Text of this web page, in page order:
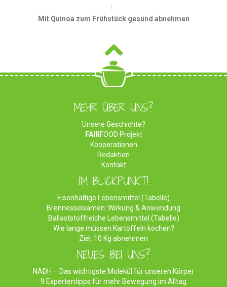
Mit Quinoa zum Frühstück gesund abnehmen
MEHR ÜBER UNS?
Unsere Geschichte?
FAIRFOOD Projekt
Kooperationen
Redaktion
Kontakt
IM BLICKPUNKT!
Eisenhaltige Lebensmittel (Tabelle)
Brennesselsamen: Wirkung & Anwendung
Ballaststoffreiche Lebensmittel (Tabelle)
Wie lange müssen Kartoffeln kochen?
Ziel: 10 Kg abnehmen
NEUES BEI UNS?
NADH – Das wichtigste Molekül für unseren Körper
9 Expertentipps für mehr Bewegung im Alltag